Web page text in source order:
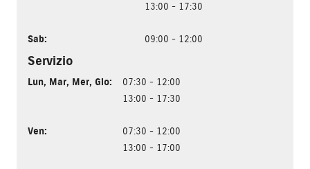
13:00 - 17:30
Sab: 09:00 - 12:00
Servizio
Lun, Mar, Mer, Gio:
07:30 - 12:00
13:00 - 17:30
Ven:
07:30 - 12:00
13:00 - 17:00